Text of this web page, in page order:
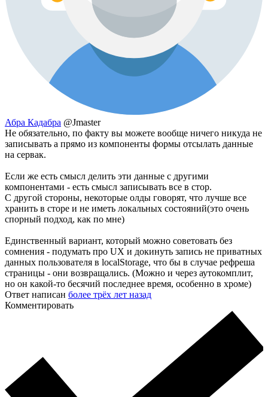
Абра Кадабра @Jmaster
Не обязательно, по факту вы можете вообще ничего никуда не
записывать а прямо из компоненты формы отсылать данные
на сервак.
Если же есть смысл делить эти данные с другими
компонентами - есть смысл записывать все в стор.
С другой стороны, некоторые олды говорят, что лучше все
хранить в сторе и не иметь локальных состояний(это очень
спорный подход, как по мне)
Единственный вариант, который можно советовать без
сомнения - подумать про UX и докинуть запись не приватных
данных пользователя в localStorage, что бы в случае рефреша
страницы - они возвращались. (Можно и через аутокомплит,
но он какой-то бесячий последнее время, особенно в хроме)
Ответ написан более трёх лет назад
Комментировать